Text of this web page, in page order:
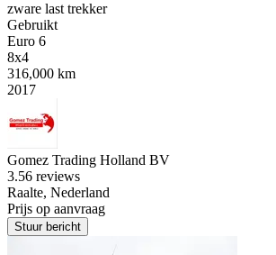
zware last trekker
Gebruikt
Euro 6
8x4
316,000 km
2017
Gomez Trading Holland BV
3.56 reviews
Raalte, Nederland
Prijs op aanvraag
Stuur bericht